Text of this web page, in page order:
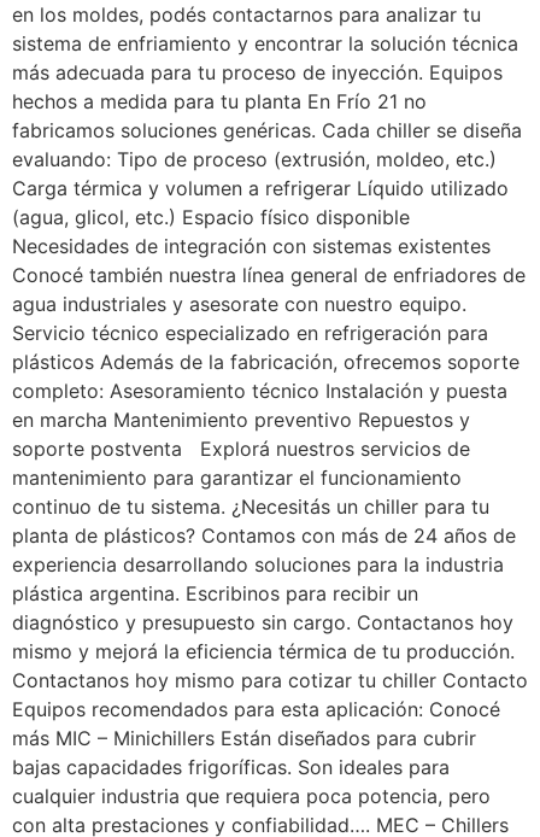
en los moldes, podés contactarnos para analizar tu
sistema de enfriamiento y encontrar la solución técnica
más adecuada para tu proceso de inyección. Equipos
hechos a medida para tu planta En Frío 21 no
fabricamos soluciones genéricas. Cada chiller se diseña
evaluando: Tipo de proceso (extrusión, moldeo, etc.)
Carga térmica y volumen a refrigerar Líquido utilizado
(agua, glicol, etc.) Espacio físico disponible
Necesidades de integración con sistemas existentes
Conocé también nuestra línea general de enfriadores de
agua industriales y asesorate con nuestro equipo.
Servicio técnico especializado en refrigeración para
plásticos Además de la fabricación, ofrecemos soporte
completo: Asesoramiento técnico Instalación y puesta
en marcha Mantenimiento preventivo Repuestos y
soporte postventa Explorá nuestros servicios de
mantenimiento para garantizar el funcionamiento
continuo de tu sistema. ¿Necesitás un chiller para tu
planta de plásticos? Contamos con más de 24 años de
experiencia desarrollando soluciones para la industria
plástica argentina. Escribinos para recibir un
diagnóstico y presupuesto sin cargo. Contactanos hoy
mismo y mejorá la eficiencia térmica de tu producción.
Contactanos hoy mismo para cotizar tu chiller Contacto
Equipos recomendados para esta aplicación: Conocé
más MIC – Minichillers Están diseñados para cubrir
bajas capacidades frigoríficas. Son ideales para
cualquier industria que requiera poca potencia, pero
con alta prestaciones y confiabilidad…. MEC – Chillers